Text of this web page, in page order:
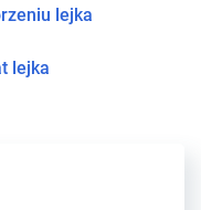
lejka
lejka